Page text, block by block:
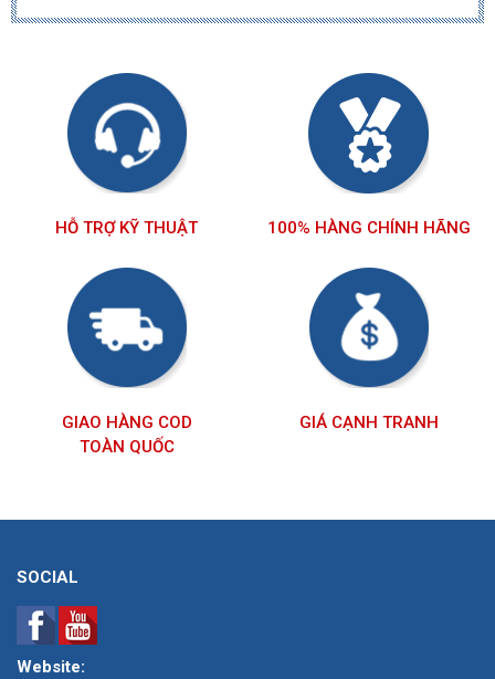
HỖ TRỢ KỸ THUẬT 100% HÀNG CHÍNH HÃNG
GIAO HÀNG COD
TOÀN QUỐC
GIÁ CẠNH TRANH
SOCIAL
Website: